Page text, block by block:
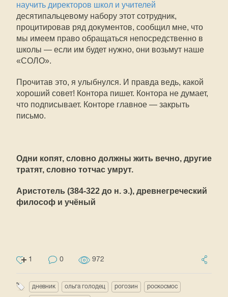
научить директоров школ и учителей
десятипальцевому набору этот сотрудник,
процитировав ряд документов, сообщил мне, что
мы имеем право обращаться непосредственно в
школы — если им будет нужно, они возьмут наше
«СОЛО».
Прочитав это, я улыбнулся. И правда ведь, какой
хороший совет! Контора пишет. Контора не думает,
что подписывает. Конторе главное — закрыть
письмо.
Одни копят, словно должны жить вечно, другие
тратят, словно тотчас умрут.
Аристотель (384-322 до н. э.), древнегреческий
философ и учёный
1 0 972
дневник ольга голодец рогозин роскосмос